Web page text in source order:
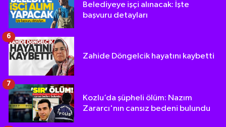
Belediyeye işçi alınacak: İşte
başvuru detayları
Zahide Döngelcik hayatını kaybetti
6
Kozlu’da şüpheli ölüm: Nazım
Zararcı'nın cansız bedeni bulundu
7